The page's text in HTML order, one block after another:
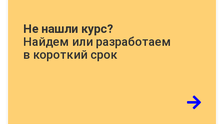
Не нашли курс?
Найдем или разработаем
в короткий срок
страницу